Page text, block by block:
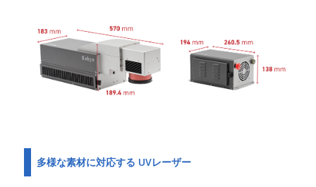
多様な素材に対応する UVレーザー